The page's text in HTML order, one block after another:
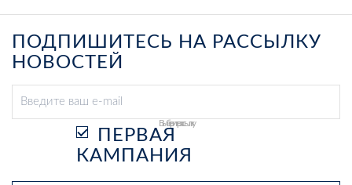
ПОДПИШИТЕСЬ НА РАССЫЛКУ
НОВОСТЕЙ
Выберите рассылку
ПЕРВАЯ
КАМПАНИЯ